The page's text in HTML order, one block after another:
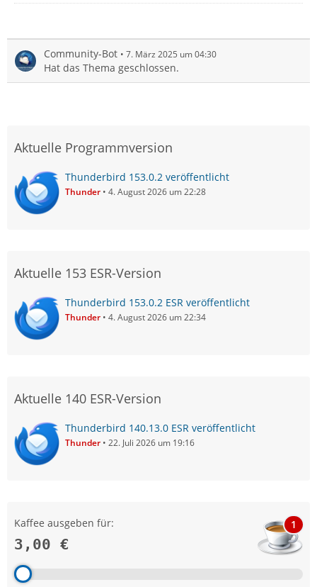
Community-Bot 7. März 2025 um 04:30
Hat das Thema geschlossen.
Aktuelle Programmversion
Thunderbird 153.0.2 veröffentlicht
Thunder 4. August 2026 um 22:28
Aktuelle 153 ESR-Version
Thunderbird 153.0.2 ESR veröffentlicht
Thunder 4. August 2026 um 22:34
Aktuelle 140 ESR-Version
Thunderbird 140.13.0 ESR veröffentlicht
Thunder 22. Juli 2026 um 19:16
Kaffee ausgeben für:
3,00 €
1